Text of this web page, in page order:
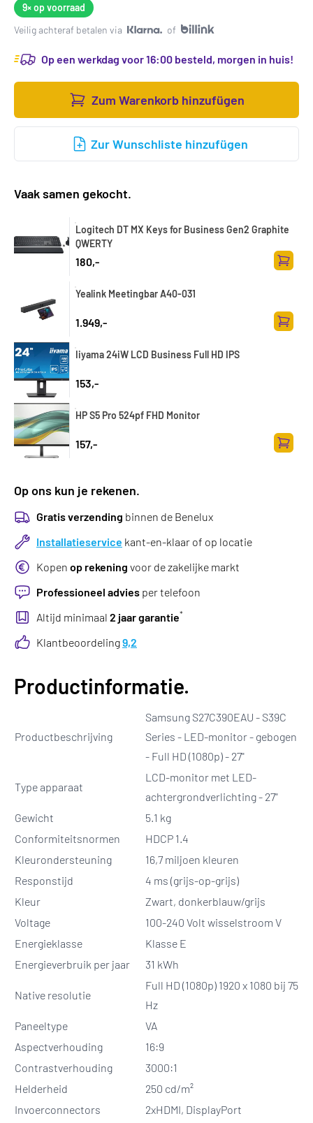
9×op voorraad
Veilig achteraf betalen via
of
Op een werkdag voor 16:00 besteld, morgen in huis!
Zum Warenkorb hinzufügen
Zur Wunschliste hinzufügen
Vaak samen gekocht.
Logitech DT MX Keys for Business Gen2 Graphite
QWERTY
180,-
Zum
Yealink Meetingbar A40-031
1.949,-
Zum
Iiyama 24iW LCD Business Full HD IPS
153,-
HP S5 Pro 524pf FHD Monitor
157,-
Zum
Op ons kun je rekenen.
Gratis verzending binnen de Benelux
Installatieservice kant-en-klaar of op locatie
Kopen op rekening voor de zakelijke markt
Professioneel advies per telefoon
Altijd minimaal 2 jaar garantie*
Klantbeoordeling9,2
Productinformatie.
Productbeschrijving
Samsung S27C390EAU - S39C
Series - LED-monitor - gebogen
- Full HD (1080p) - 27"
Type apparaat
LCD-monitor met LED-
achtergrondverlichting - 27"
Gewicht
5.1 kg
Conformiteitsnormen
HDCP 1.4
Kleurondersteuning
16,7 miljoen kleuren
Responstijd
4 ms (grijs-op-grijs)
Kleur
Zwart, donkerblauw/grijs
Voltage
100-240 Volt wisselstroom V
Energieklasse
Klasse E
Energieverbruik per jaar
31 kWh
Native resolutie
Full HD (1080p) 1920 x 1080 bij 75
Hz
Paneeltype
VA
Aspectverhouding
16:9
Contrastverhouding
3000:1
Helderheid
250 cd/m²
Invoerconnectors
2xHDMI, DisplayPort